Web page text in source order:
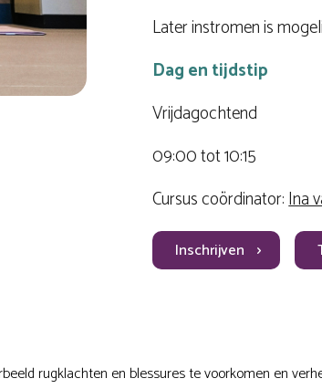
Later instromen is
Dag en tijdstip
Vrijdagochtend
09:00 tot 10:15
Cursus coördinator:Ina
Inschrijven
rugklachten en blessures te voorkomen en